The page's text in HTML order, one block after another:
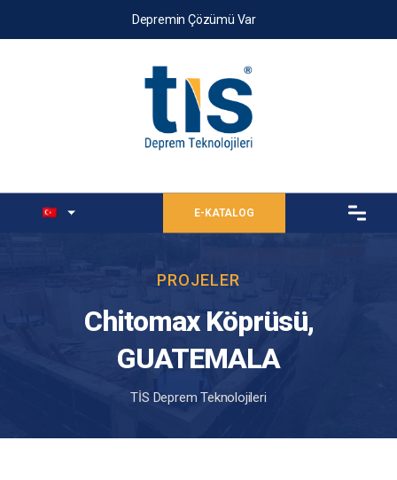
Depremin Çözümü Var
E-KATALOG
PROJELER
Chitomax Köprüsü,
GUATEMALA
TİS Deprem Teknolojileri